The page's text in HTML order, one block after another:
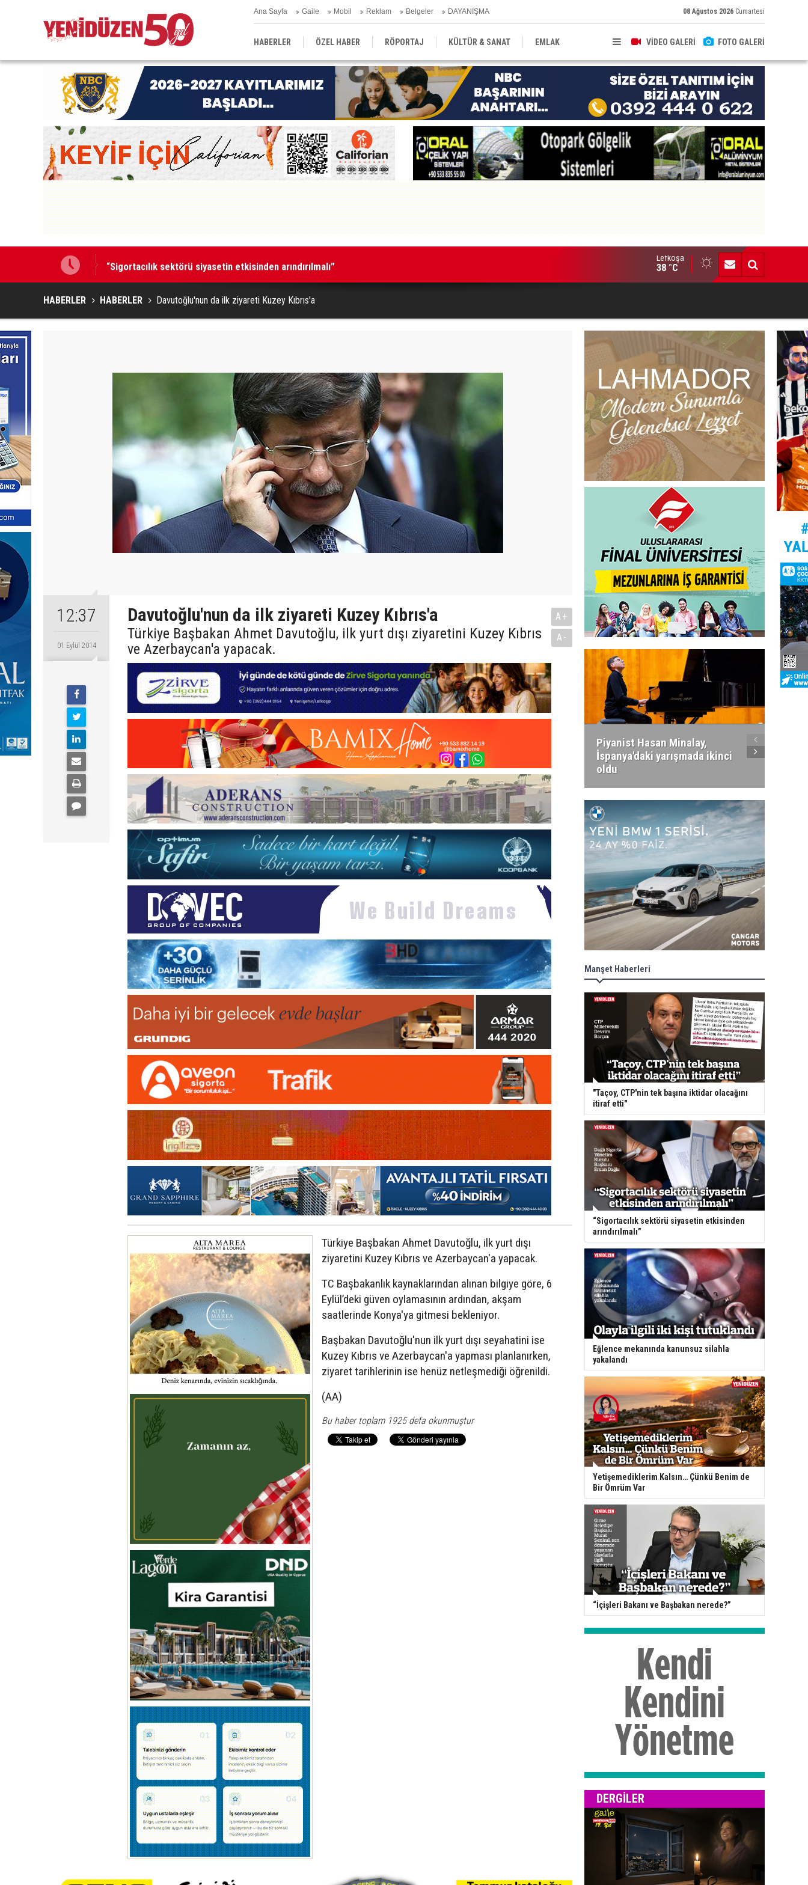
Ana Sayfa Gaile Mobil Reklam Belgeler DAYANIŞMA 08 Ağustos 2026 Cumartesi
VİDEO GALERİ FOTO GALERİ
HABERLER ÖZEL HABER RÖPORTAJ KÜLTÜR & SANAT EMLAK
EĞİTİM YEREL YÖNETİM DERGİLER SEKTÖR
“Sigortacılık sektörü siyasetin etkisinden arındırılmalı” Tuncel Felek, Taşkınköy muhtarlığına aday
Lefkoşa
38 °C
HABERLER HABERLER Davutoğlu'nun da ilk ziyareti Kuzey Kıbrıs'a
12:37
01 Eylül 2014
Davutoğlu'nun da ilk ziyareti Kuzey Kıbrıs'a
Türkiye Başbakan Ahmet Davutoğlu, ilk yurt dışı ziyaretini Kuzey Kıbrıs
ve Azerbaycan'a yapacak.
A+
A-
Türkiye Başbakan Ahmet Davutoğlu, ilk yurt dışı
ziyaretini Kuzey Kıbrıs ve Azerbaycan'a yapacak.
TC Başbakanlık kaynaklarından alınan bilgiye göre, 6
Eylül’deki güven oylamasının ardından, akşam
saatlerinde Konya'ya gitmesi bekleniyor.
Başbakan Davutoğlu'nun ilk yurt dışı seyahatini ise
Kuzey Kıbrıs ve Azerbaycan'a yapması planlanırken,
ziyaret tarihlerinin ise henüz netleşmediği öğrenildi.
(AA)
Bu haber toplam 1925 defa okunmuştur
Piyanist Hasan Minalay,
İspanya'daki yarışmada ikinci
oldu
Manşet Haberleri
"Taçoy, CTP'nin tek başına iktidar olacağını
itiraf etti"
“Sigortacılık sektörü siyasetin etkisinden
arındırılmalı”
Eğlence mekanında kanunsuz silahla
yakalandı
Yetişemediklerim Kalsın… Çünkü Benim de
Bir Ömrüm Var
“İçişleri Bakanı ve Başbakan nerede?”
DERGILER